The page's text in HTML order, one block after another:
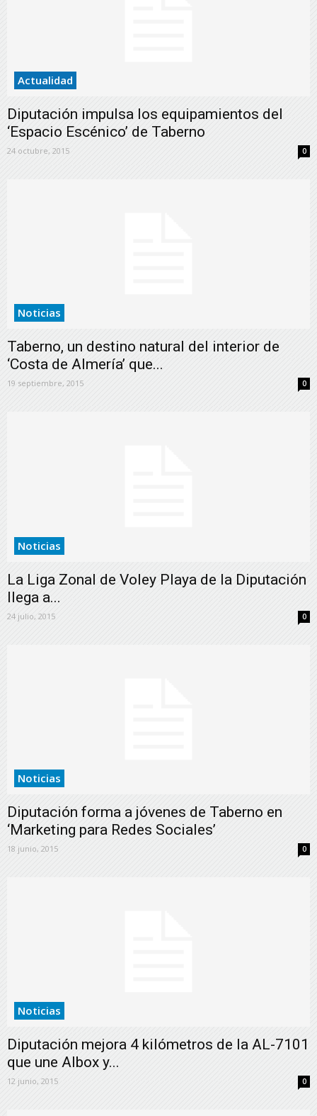
Actualidad
Diputación impulsa los equipamientos del
‘Espacio Escénico’ de Taberno
24 octubre, 2015 0
Noticias
Taberno, un destino natural del interior de
‘Costa de Almería’ que...
19 septiembre, 2015 0
Noticias
La Liga Zonal de Voley Playa de la Diputación
llega a...
24 julio, 2015 0
Noticias
Diputación forma a jóvenes de Taberno en
‘Marketing para Redes Sociales’
18 junio, 2015 0
Noticias
Diputación mejora 4 kilómetros de la AL-7101
que une Albox y...
12 junio, 2015 0